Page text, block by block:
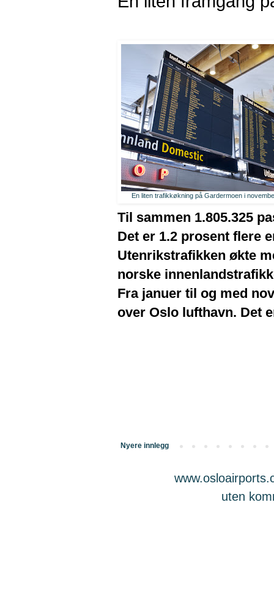
En liten trafikkøkning på Gardermoen i
Til sammen 1.805.325
Det er 1.2 prosent flere
Utenrikstrafikken økte
norske
Fra januer til og med
over Oslo lufthavn. Det
Nyere innlegg
uten